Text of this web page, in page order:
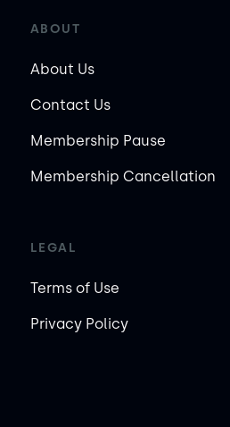
ABOUT
About Us
Contact Us
Membership Pause
Membership Cancellation
LEGAL
Terms of Use
Privacy Policy